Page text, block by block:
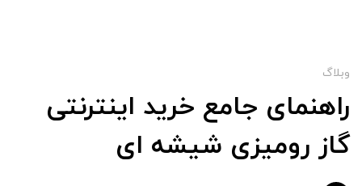
وبلاگ
راهنمای جامع خرید اینترنتی
گاز رومیزی شیشه ای